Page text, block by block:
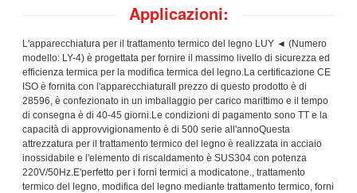
Applicazioni:
L'apparecchiatura per il trattamento termico del legno LUY ◄ (Numero
modello: LY-4) è progettata per fornire il massimo livello di sicurezza ed
efficienza termica per la modifica termica del legno.La certificazione CE
ISO è fornita con l'apparecchiaturaIl prezzo di questo prodotto è di
28596, è confezionato in un imballaggio per carico marittimo e il tempo
di consegna è di 40-45 giorni.Le condizioni di pagamento sono TT e la
capacità di approvvigionamento è di 500 serie all'annoQuesta
attrezzatura per il trattamento termico del legno è realizzata in acciaio
inossidabile e l'elemento di riscaldamento è SUS304 con potenza
220V/50Hz.E'perfetto per i forni termici a modicatone., trattamento
termico del legno, modifica del legno mediante trattamento termico, forni